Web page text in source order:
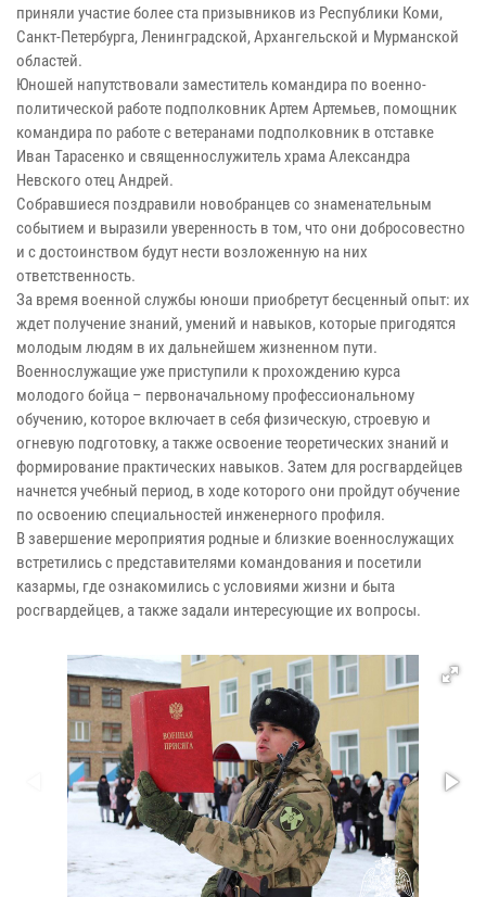
приняли участие более ста призывников из Республики Коми,
Санкт-Петербурга, Ленинградской, Архангельской и Мурманской
областей.
Юношей напутствовали заместитель командира по военно-
политической работе подполковник Артем Артемьев, помощник
командира по работе с ветеранами подполковник в отставке
Иван Тарасенко и священнослужитель храма Александра
Невского отец Андрей.
Собравшиеся поздравили новобранцев со знаменательным
событием и выразили уверенность в том, что они добросовестно
и с достоинством будут нести возложенную на них
ответственность.
За время военной службы юноши приобретут бесценный опыт: их
ждет получение знаний, умений и навыков, которые пригодятся
молодым людям в их дальнейшем жизненном пути.
Военнослужащие уже приступили к прохождению курса
молодого бойца – первоначальному профессиональному
обучению, которое включает в себя физическую, строевую и
огневую подготовку, а также освоение теоретических знаний и
формирование практических навыков. Затем для росгвардейцев
начнется учебный период, в ходе которого они пройдут обучение
по освоению специальностей инженерного профиля.
В завершение мероприятия родные и близкие военнослужащих
встретились с представителями командования и посетили
казармы, где ознакомились с условиями жизни и быта
росгвардейцев, а также задали интересующие их вопросы.